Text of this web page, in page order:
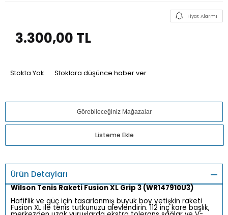
Fiyat Alarmı
3.300,00 TL
Stokta Yok Stoklara düşünce haber ver
Görebileceğiniz Mağazalar
Listeme Ekle
Ürün Detayları
Wilson Tenis Raketi Fusion XL Grip 3 (WR147910U3)
Hafiflik ve güç için tasarlanmış büyük boy yetişkin raketi
Fusion XL ile tenis tutkunuzu alevlendirin. 112 inç kare başlık,